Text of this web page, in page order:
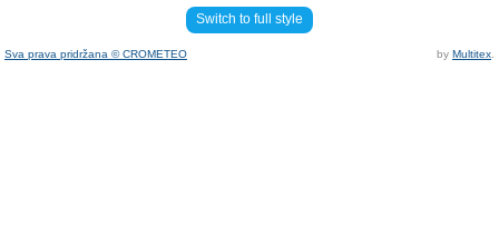
Switch to full style
Sva prava pridržana © CROMETEO by Multitex